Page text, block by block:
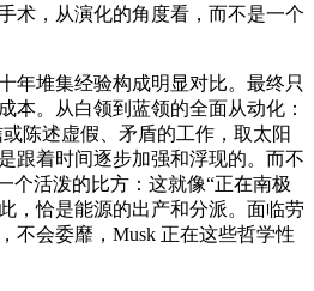
术，从演化的角度看，而不是一个
堆集经验构成明显对比。最终只
本。从白领到蓝领的全面从动化：
陈述虚假、矛盾的工作，取太阳
跟着时间逐步加强和浮现的。而不
个活泼的比方：这就像“正在南极
，恰是能源的出产和分派。面临劳
不会委靡，Musk 正在这些哲学性